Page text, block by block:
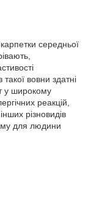
середньої
вовни здатні
у широкому
реакцій,
різновидів
для людини